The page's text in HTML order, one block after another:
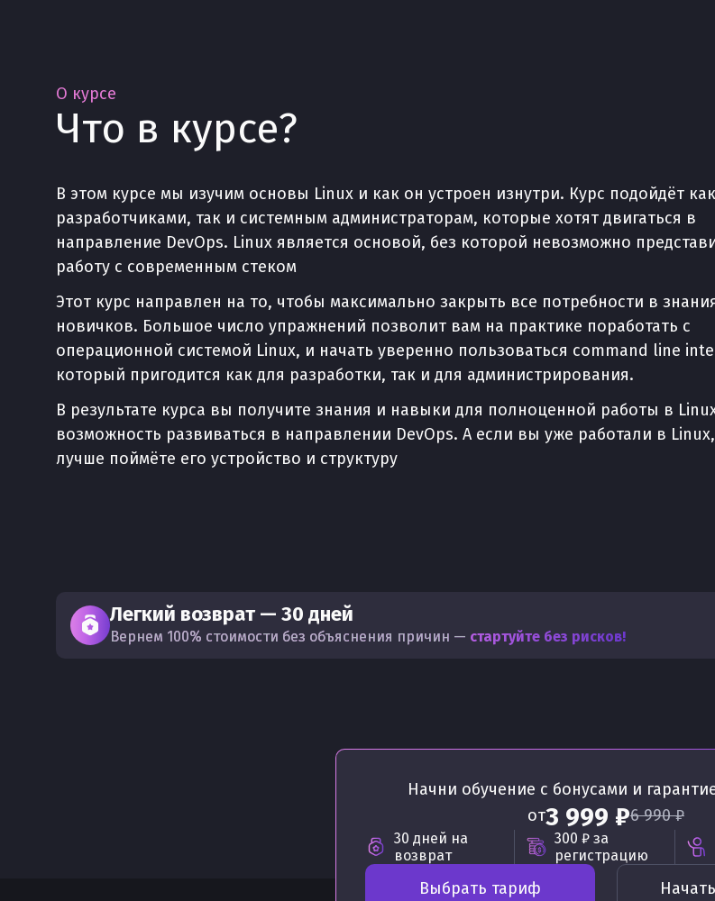
О курсе
Что в курсе?
В этом курсе мы изучим основы Linux и как он устроен изнутри. Курс подойдёт как
разработчиками, так и системным администраторам, которые хотят двигаться в
направление DevOps. Linux является основой, без которой невозможно
работу с современным стеком
Этот курс направлен на то, чтобы максимально закрыть все потребности в
новичков. Большое число упражнений позволит вам на практике поработать с
операционной системой Linux, и начать уверенно пользоваться command line
который пригодится как для разработки, так и для администрирования.
В результате курса вы получите знания и навыки для полноценной работы в
возможность развиваться в направлении DevOps. А если вы уже работали в
лучше поймёте его устройство и структуру
Легкий возврат — 30 дней
Вернем 100% стоимости без объяснения причин — стартуйте без рисков!
Начни обучение с бонусами и
от3 999 ₽6 990 ₽
30 дней на
возврат
300 ₽ за
регистрацию
Выбрать тариф